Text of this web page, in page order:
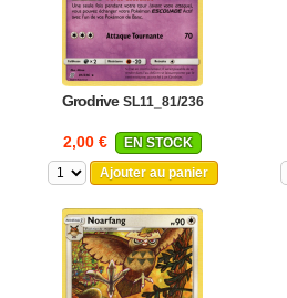
Grodrive SL11_81/236
2,00 €
EN STOCK
Ajouter au panier